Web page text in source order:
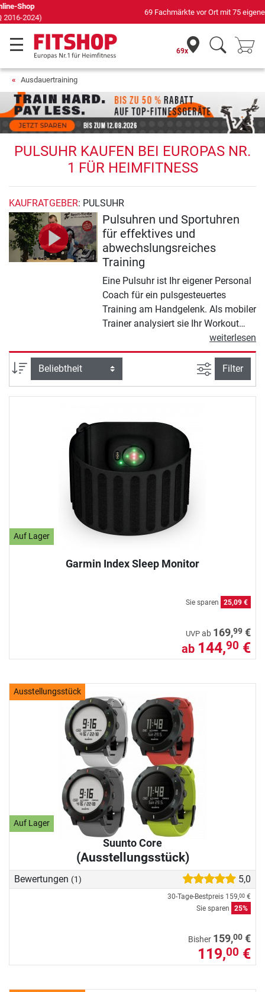
69 Fachmärkte vor Ort mit 75 eigenen Servicetechnikern
69x
Ausdauertraining
PULSUHR KAUFEN BEI EUROPAS NR.
1 FÜR HEIMFITNESS
KAUFRATGEBER: PULSUHR
Pulsuhren und Sportuhren
für effektives und
abwechslungsreiches
Training
Eine Pulsuhr ist Ihr eigener Personal
Coach für ein pulsgesteuertes
Training am Handgelenk. Als mobiler
Trainer analysiert sie Ihr Workout
oder Ihre alltägliche Bewegung. So
erhalten Sie wertvolle Informationen
über Ihre Aktivitäten. Je nach Modell
bietet Ihnen eine Pulsuhr
unterschiedliche Funktionen. Diese
Kalorienzähler bis hin zu modernen
GPS-Programmen, um Ihre
Trainingsroute zu berechnen.
weiterlesen
Sortierung Ansicht
Filter
Auf Lager
Garmin Index Sleep Monitor
Sie sparen 25,09 €
UVP ab 169,99 €
ab 144,90 €
Ausstellungsstück
Auf Lager
Suunto Core
(Ausstellungsstück)
Bewertungen (1) 5,0
30-Tage-Bestpreis 159,00 €
Sie sparen
25%
Bisher 159,00 €
119,00 €